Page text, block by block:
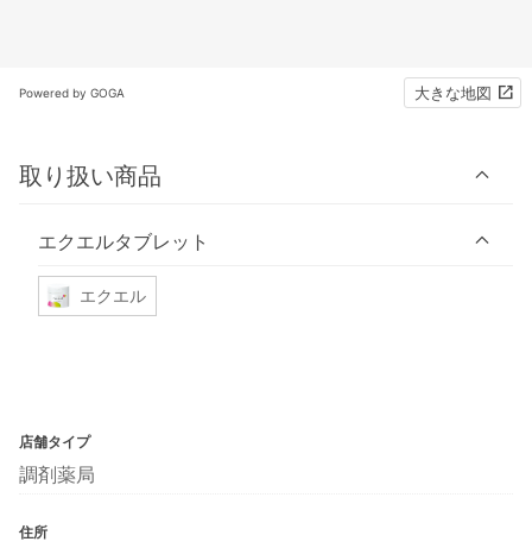
Powered by GOGA 大きな地図
取り扱い商品
エクエルタブレット
エクエル
店舗タイプ
調剤薬局
住所